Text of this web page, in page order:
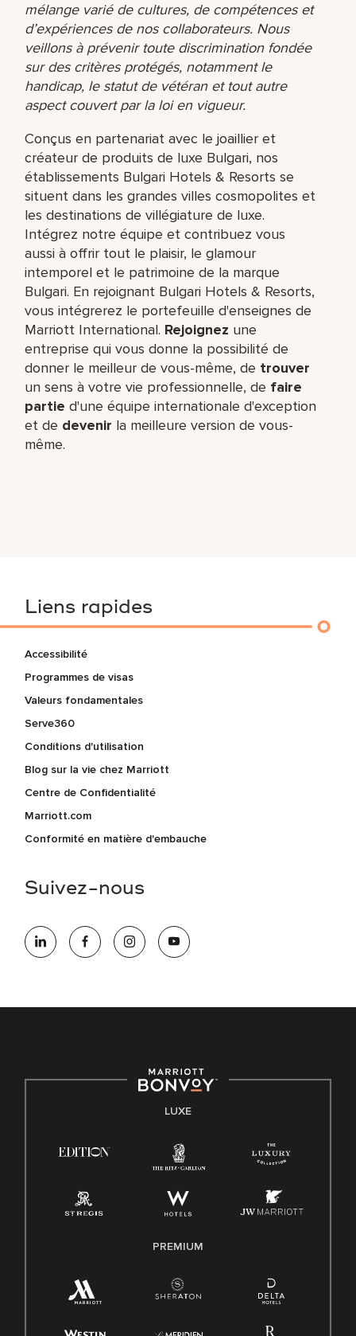
mélange varié de cultures, de compétences et
d’expériences de nos collaborateurs. Nous
veillons à prévenir toute discrimination fondée
sur des critères protégés, notamment le
handicap, le statut de vétéran et tout autre
aspect couvert par la loi en vigueur.
Conçus en partenariat avec le joaillier et
créateur de produits de luxe Bulgari, nos
établissements Bulgari Hotels & Resorts se
situent dans les grandes villes cosmopolites et
les destinations de villégiature de luxe.
Intégrez notre équipe et contribuez vous
aussi à offrir tout le plaisir, le glamour
intemporel et le patrimoine de la marque
Bulgari. En rejoignant Bulgari Hotels & Resorts,
vous intégrerez le portefeuille d'enseignes de
Marriott International. Rejoignez une
entreprise qui vous donne la possibilité de
donner le meilleur de vous-même,​ de trouver
un sens à votre vie professionnelle, de faire
partie d'une équipe internationale​ d'exception
et de devenir la meilleure version de vous-
même.
Liens rapides
Accessibilité
Programmes de visas
Valeurs fondamentales
Serve360
Conditions d'utilisation
Blog sur la vie chez Marriott
Centre de Confidentialité
Marriott.com
Conformité en matière d'embauche
Suivez-nous
LUXE
PREMIUM